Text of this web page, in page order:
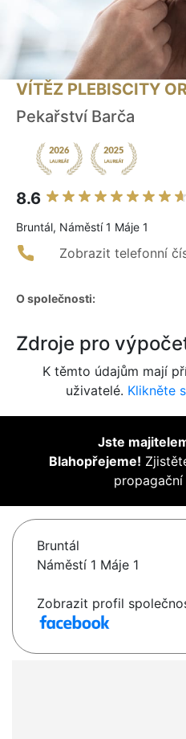
VÍTĚZ PLEBISCITY
Pekařství Barča
8.6
Bruntál, Náměstí 1 Máje 1
Zobrazit telefonní
O společnosti:
Zdroje pro
K těmto údajům mají
uživatelé. Klikněte
Jste
Blahopřejeme!
Bruntál
Náměstí 1 Máje 1
Zobrazit profil